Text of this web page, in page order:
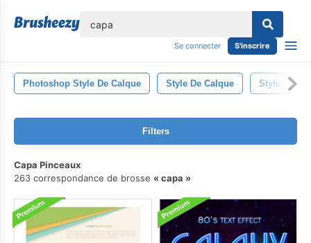
Se connecter S'inscrire
Photoshop Style De Calque Style De Calque Style
Filters
Capa Pinceaux
263 correspondance de brosse
capa